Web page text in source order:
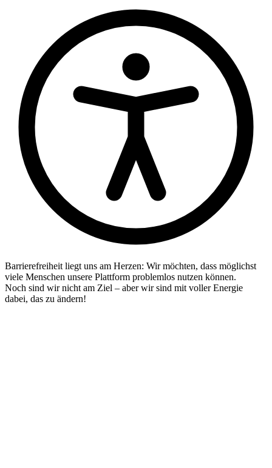
Barrierefreiheit liegt uns am Herzen: Wir möchten, dass möglichst
viele Menschen unsere Plattform problemlos nutzen können.
Noch sind wir nicht am Ziel – aber wir sind mit voller Energie
dabei, das zu ändern!